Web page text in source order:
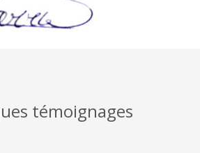
témoignages